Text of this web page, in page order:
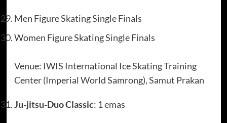
Men Figure Skating Single Finals
Women Figure Skating Single Finals
Venue: IWIS International Ice Skating Training
Center (Imperial World Samrong), Samut Prakan
Ju-jitsu-Duo Classic: 1 emas